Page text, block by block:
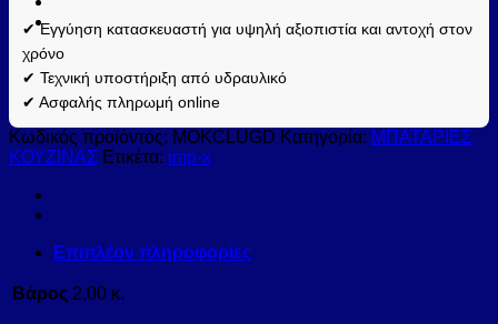
✔ Εγγύηση κατασκευαστή για υψηλή αξιοπιστία και αντοχή στον
χρόνο
✔ Τεχνική υποστήριξη από υδραυλικό
✔ Ασφαλής πληρωμή online
Κωδικός προϊόντος: MOKCLUGD Κατηγορία: ΜΠΑΤΑΡΙΕΣ
ΚΟΥΖΙΝΑΣ Ετικέτα: imp-x
Επιπλέον πληροφορίες
Βάρος 2,00 κ.